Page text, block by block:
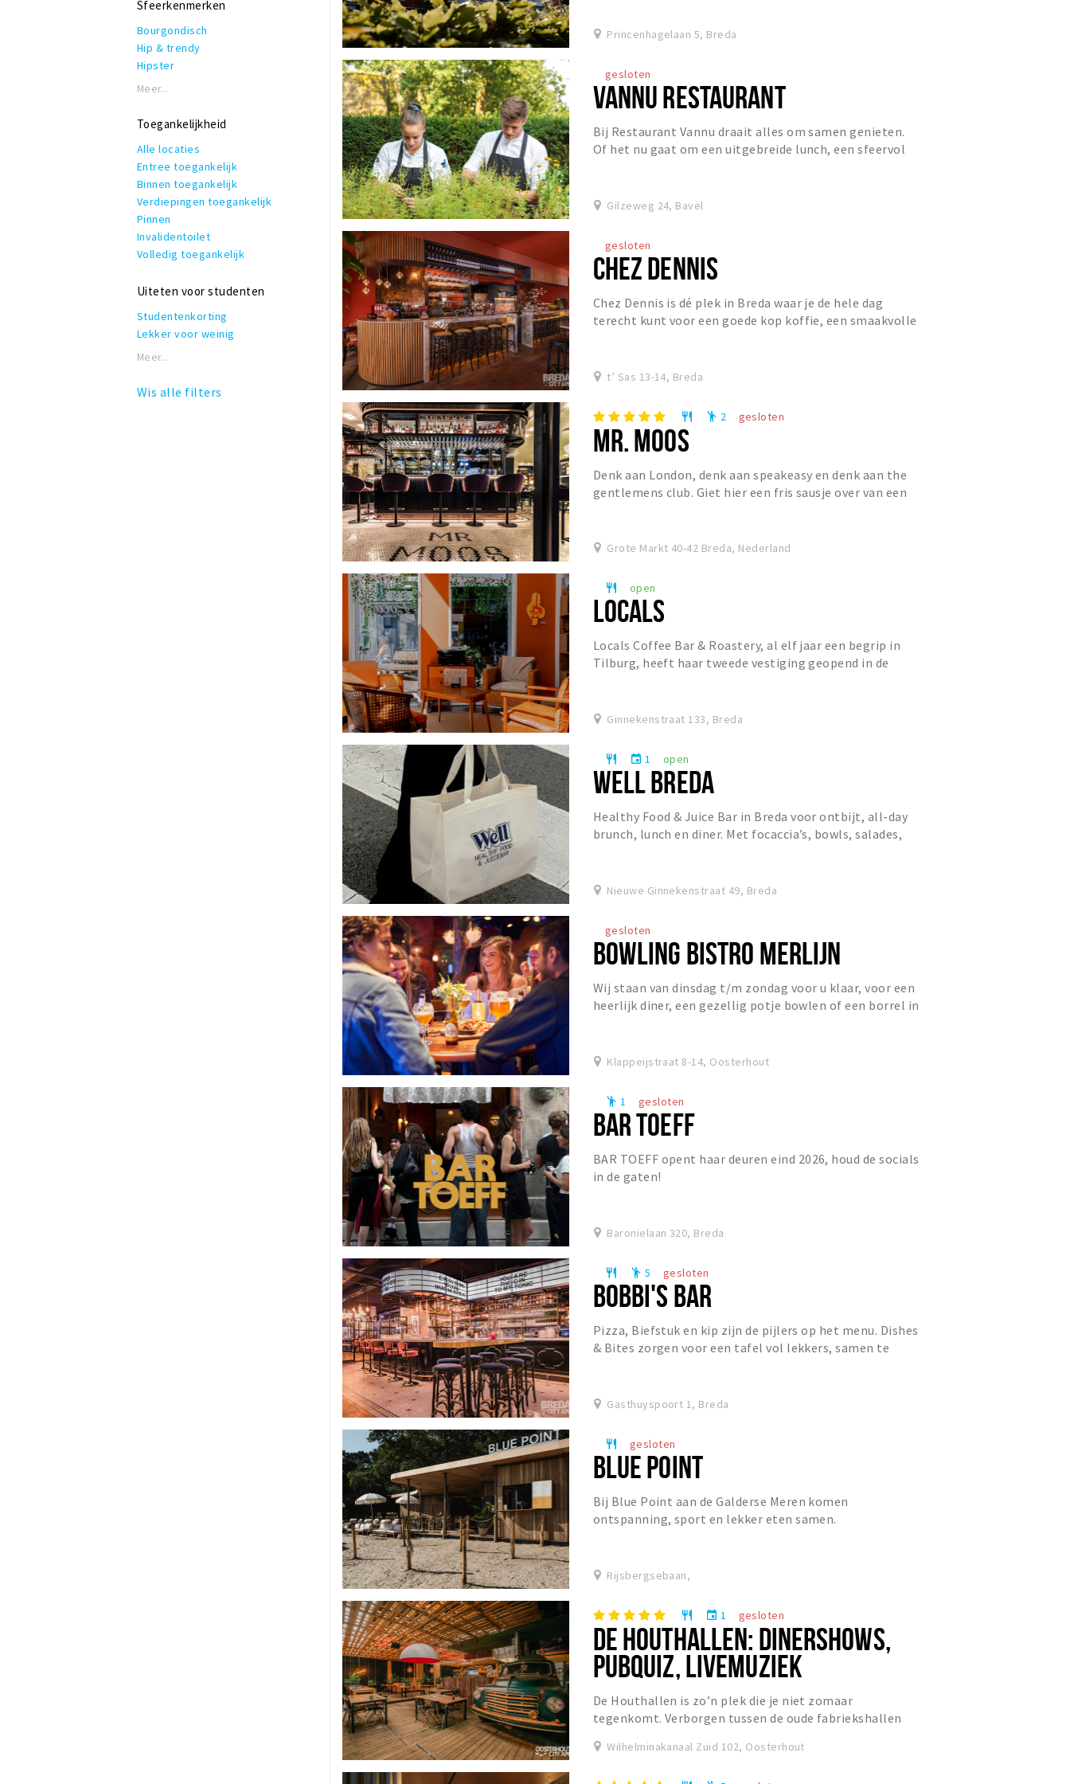
Streekproducten
Thuis bezorgen
Veganistisch
Vegetarisch
Verrassingsmenu
Invalidentoilet
Kindvriendelijk
Private dining
Rookruimte
Terras of binnentuin
WiFi
Sfeerkenmerken
Bourgondisch
Hip & trendy
Hipster
Industrieel
Modern
Romantisch
Thema
Vintage
Zakelijk & formeel
Meer...
Toegankelijkheid
Alle locaties
Entree toegankelijk
Binnen toegankelijk
Verdiepingen toegankelijk
Pinnen
Invalidentoilet
Volledig toegankelijk
Uiteten voor studenten
Studentenkorting
Lekker voor weinig
Meer...
Wis alle filters
Princenhagelaan 5, Breda
gesloten
VANNU RESTAURANT
Bij Restaurant Vannu draait alles om samen genieten.
Of het nu gaat om een uitgebreide lunch, een sfeervol
Gilzeweg 24, Bavel
gesloten
CHEZ DENNIS
Chez Dennis is dé plek in Breda waar je de hele dag
terecht kunt voor een goede kop koffie, een smaakvolle
t’ Sas 13-14, Breda
restaurant emoji_people 2 gesloten
MR. MOOS
Denk aan London, denk aan speakeasy en denk aan the
gentlemens club. Giet hier een fris sausje over van een
Grote Markt 40-42 Breda, Nederland
restaurant open
LOCALS
Locals Coffee Bar & Roastery, al elf jaar een begrip in
Tilburg, heeft haar tweede vestiging geopend in de
Ginnekenstraat 133, Breda
restaurant event 1 open
WELL BREDA
Healthy Food & Juice Bar in Breda voor ontbijt, all-day
brunch, lunch en diner. Met focaccia’s, bowls, salades,
Nieuwe Ginnekenstraat 49, Breda
gesloten
BOWLING BISTRO MERLIJN
Wij staan van dinsdag t/m zondag voor u klaar, voor een
heerlijk diner, een gezellig potje bowlen of een borrel in
Klappeijstraat 8-14, Oosterhout
emoji_people 1 gesloten
BAR TOEFF
BAR TOEFF opent haar deuren eind 2026, houd de socials
in de gaten!
Baronielaan 320, Breda
restaurant emoji_people 5 gesloten
BOBBI'S BAR
Pizza, Biefstuk en kip zijn de pijlers op het menu. Dishes
& Bites zorgen voor een tafel vol lekkers, samen te
Gasthuyspoort 1, Breda
restaurant gesloten
BLUE POINT
Bij Blue Point aan de Galderse Meren komen
ontspanning, sport en lekker eten samen.
Rijsbergsebaan,
restaurant event 1 gesloten
DE HOUTHALLEN: DINERSHOWS,
PUBQUIZ, LIVEMUZIEK
De Houthallen is zo’n plek die je niet zomaar
tegenkomt. Verborgen tussen de oude fabriekshallen
Wilhelminakanaal Zuid 102, Oosterhout